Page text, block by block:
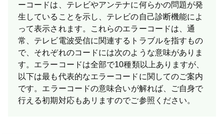
ーコードは、テレビやアンテナに何らかの問題が発
生していることを示し、テレビの自己診断機能によ
って表示されます。これらのエラーコードは、通
常、テレビ電波受信に関連するトラブルを指すもの
で、それぞれのコードには次のような意味がありま
す。エラーコードは全部で10種類以上ありますが、
以下は最も代表的なエラーコードに関してのご案内
です。 エラーコードの意味合いが解れば、ご自身で
行える初期対応もあリますのでご参照ください。